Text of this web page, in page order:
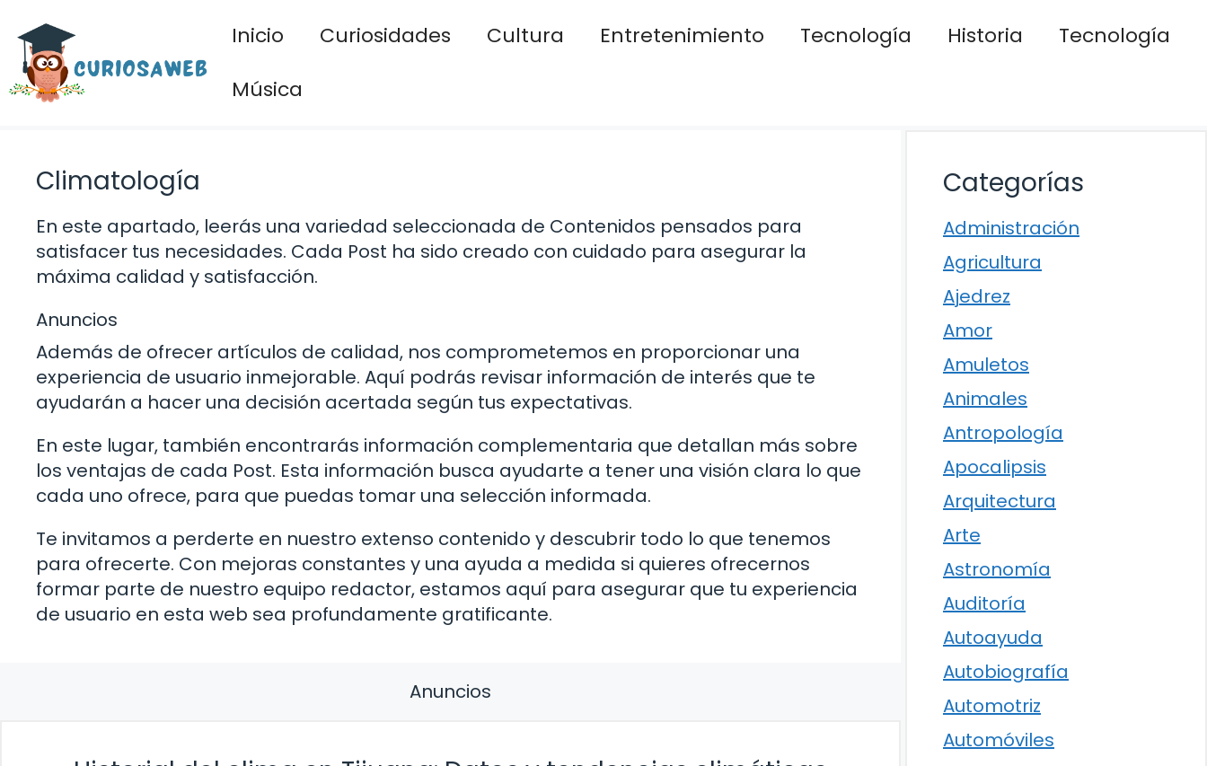
contenido
Inicio Curiosidades Cultura Entretenimiento Tecnología Historia
Tecnología
Música
Climatología
En este apartado, leerás una variedad seleccionada de Contenidos pensados para
satisfacer tus necesidades. Cada Post ha sido creado con cuidado para asegurar la
máxima calidad y satisfacción.
Anuncios
Además de ofrecer artículos de calidad, nos comprometemos en proporcionar una
experiencia de usuario inmejorable. Aquí podrás revisar información de interés que te
ayudarán a hacer una decisión acertada según tus expectativas.
En este lugar, también encontrarás información complementaria que detallan más sobre
los ventajas de cada Post. Esta información busca ayudarte a tener una visión clara lo que
cada uno ofrece, para que puedas tomar una selección informada.
Te invitamos a perderte en nuestro extenso contenido y descubrir todo lo que tenemos
para ofrecerte. Con mejoras constantes y una ayuda a medida si quieres ofrecernos
formar parte de nuestro equipo redactor, estamos aquí para asegurar que tu experiencia
de usuario en esta web sea profundamente gratificante.
Anuncios
Categorías
Administración
Agricultura
Ajedrez
Amor
Amuletos
Animales
Antropología
Apocalipsis
Arquitectura
Arte
Astronomía
Auditoría
Autoayuda
Autobiografía
Automotriz
Automóviles